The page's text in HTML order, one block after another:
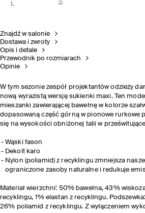
L
Znajdź w salonie
Dostawa i zwroty
Opis i detale
Przewodnik po rozmiarach
Opinie
W tym sezonie zespół projektantów odzieży
nową wyrazistą wersję sukienki maxi. Ten
mieszanki zawierającej bawełnę w kolorze
dopasowaną część górną w pionowe rurkowe
się na wysokości obniżonej talii w
Wąski fason
Dekolt karo
Nylon (poliamid) z recyklingu zmniejsza
ograniczone zasoby naturalne i redukuje
Materiał wierzchni: 50% bawełna, 43%
recyklingu, 1% elastan z recyklingu.
26% poliamid z recyklingu. Z wyłączeniem